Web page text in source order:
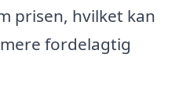
prisen, hvilket kan
fordelagtig